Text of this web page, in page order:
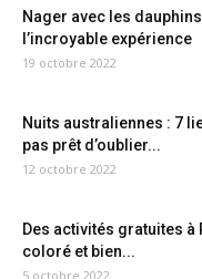
Nager avec les
l’incroyable expérience
19 octobre 2022
Nuits australiennes : 7
pas prêt d’oublier...
12 octobre 2022
Des activités gratuites à
coloré et bien...
5 octobre 2022